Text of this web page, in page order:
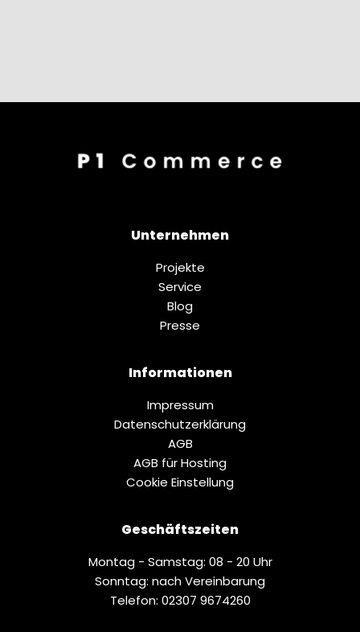
Unternehmen
Projekte
Service
Blog
Presse
Informationen
Impressum
Datenschutz­erklärung
AGB
AGB für Hosting
Cookie Einstellung
Geschäftszeiten
Montag - Samstag: 08 - 20 Uhr
Sonntag: nach Vereinbarung
Telefon: 02307 9674260